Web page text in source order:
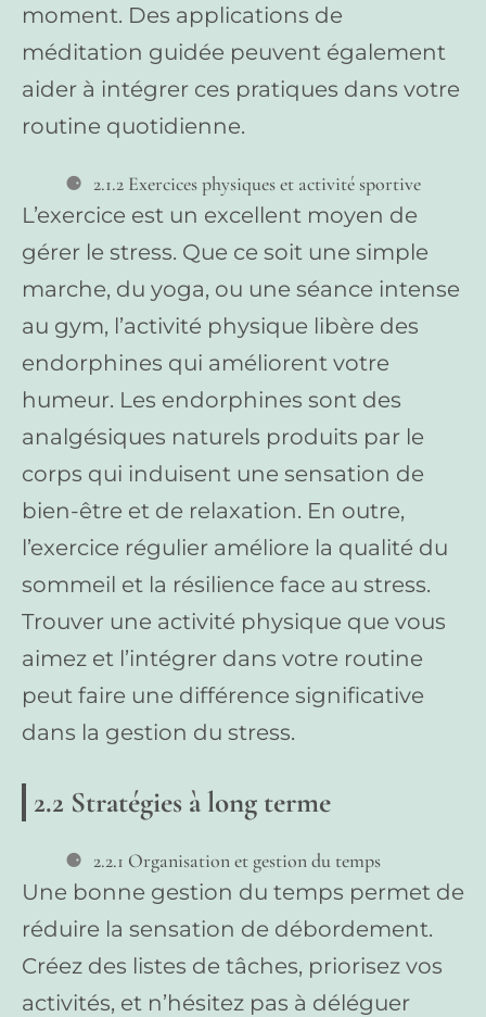
moment. Des applications de
méditation guidée peuvent également
aider à intégrer ces pratiques dans votre
routine quotidienne.
2.1.2 Exercices physiques et activité sportive
L’exercice est un excellent moyen de
gérer le stress. Que ce soit une simple
marche, du yoga, ou une séance intense
au gym, l’activité physique libère des
endorphines qui améliorent votre
humeur. Les endorphines sont des
analgésiques naturels produits par le
corps qui induisent une sensation de
bien-être et de relaxation. En outre,
l’exercice régulier améliore la qualité du
sommeil et la résilience face au stress.
Trouver une activité physique que vous
aimez et l’intégrer dans votre routine
peut faire une différence significative
dans la gestion du stress.
2.2 Stratégies à long terme
2.2.1 Organisation et gestion du temps
Une bonne gestion du temps permet de
réduire la sensation de débordement.
Créez des listes de tâches, priorisez vos
activités, et n’hésitez pas à déléguer